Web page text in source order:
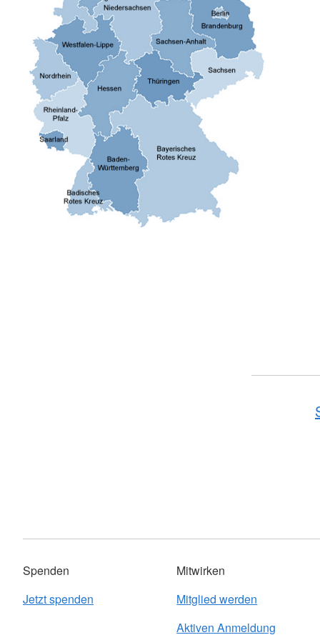
Spenden
Jetzt spenden
Mitwirken
Mitglied werden
Aktiven Anmeldung